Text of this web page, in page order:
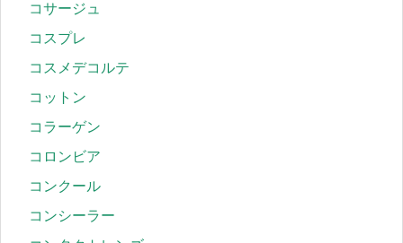
コサージュ
コスプレ
コスメデコルテ
コットン
コラーゲン
コロンビア
コンクール
コンシーラー